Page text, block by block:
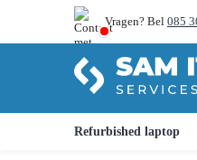
Vragen? Bel 085
Refurbished laptop